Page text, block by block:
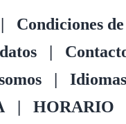
Condiciones
|
| Idiomas
| HORARIO